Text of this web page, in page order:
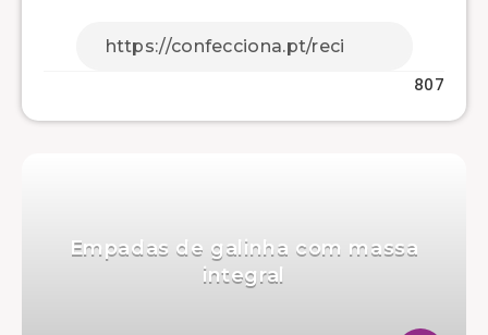
807
Empadas de galinha com massa
integral